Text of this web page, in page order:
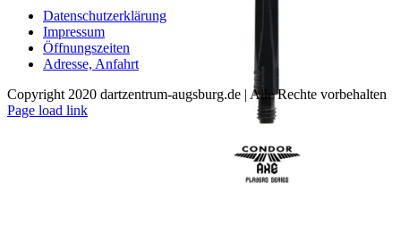
Varianten
auf.
Die
Optionen
können
auf
der
Produktseite
Datenschutzerklärung
Impressum
Öffnungszeiten
Adresse, Anfahrt
Copyright 2020 dartzentrum-augsburg.de | Alle Rechte vorbehalten
Facebook
Instagram
YouTube
Page load link